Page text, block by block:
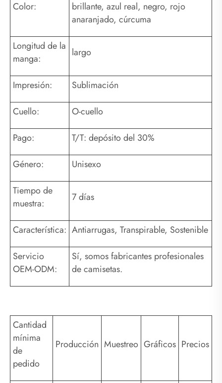
Color:
brillante, azul real, negro, rojo
anaranjado, cúrcuma
Longitud de la
manga:
largo
Impresión: Sublimación
Cuello: O-cuello
Pago: T/T: depósito del 30%
Género: Unisexo
Tiempo de
muestra:
7 días
Característica: Antiarrugas, Transpirable, Sostenible
Servicio
OEM-ODM:
Sí, somos fabricantes profesionales
de camisetas.
Cantidad
mínima
de
pedido
Producción Muestreo Gráficos Precios